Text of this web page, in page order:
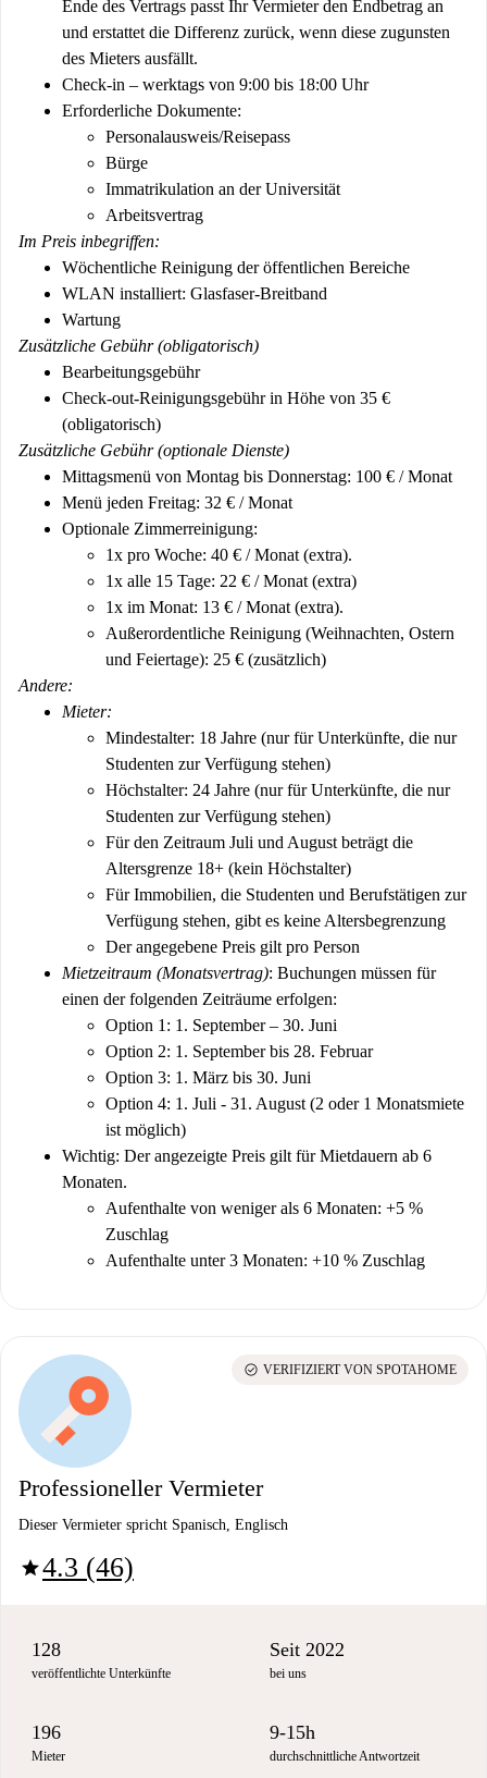
Ende des Vertrags passt Ihr Vermieter den Endbetrag an
und erstattet die Differenz zurück, wenn diese zugunsten
des Mieters ausfällt.
Check-in – werktags von 9:00 bis 18:00 Uhr
Erforderliche Dokumente:
Personalausweis/Reisepass
Bürge
Immatrikulation an der Universität
Arbeitsvertrag
Im Preis inbegriffen:
Wöchentliche Reinigung der öffentlichen Bereiche
WLAN installiert: Glasfaser-Breitband
Wartung
Zusätzliche Gebühr (obligatorisch)
Bearbeitungsgebühr
Check-out-Reinigungsgebühr in Höhe von 35 €
(obligatorisch)
Zusätzliche Gebühr (optionale Dienste)
Mittagsmenü von Montag bis Donnerstag: 100 € / Monat
Menü jeden Freitag: 32 € / Monat
Optionale Zimmerreinigung:
1x pro Woche: 40 € / Monat (extra).
1x alle 15 Tage: 22 € / Monat (extra)
1x im Monat: 13 € / Monat (extra).
Außerordentliche Reinigung (Weihnachten, Ostern
und Feiertage): 25 € (zusätzlich)
Andere:
Mieter:
Mindestalter: 18 Jahre (nur für Unterkünfte, die nur
Studenten zur Verfügung stehen)
Höchstalter: 24 Jahre (nur für Unterkünfte, die nur
Studenten zur Verfügung stehen)
Für den Zeitraum Juli und August beträgt die
Altersgrenze 18+ (kein Höchstalter)
Für Immobilien, die Studenten und Berufstätigen zur
Verfügung stehen, gibt es keine Altersbegrenzung
Der angegebene Preis gilt pro Person
Mietzeitraum (Monatsvertrag): Buchungen müssen für
einen der folgenden Zeiträume erfolgen:
Option 1: 1. September – 30. Juni
Option 2: 1. September bis 28. Februar
Option 3: 1. März bis 30. Juni
Option 4: 1. Juli - 31. August (2 oder 1 Monatsmiete
ist möglich)
Wichtig: Der angezeigte Preis gilt für Mietdauern ab 6
Monaten.
Aufenthalte von weniger als 6 Monaten: +5 %
Zuschlag
Aufenthalte unter 3 Monaten: +10 % Zuschlag
Professioneller Vermieter
Dieser Vermieter spricht Spanisch, Englisch
star4.3 (46)
check_circle VERIFIZIERT VON SPOTAHOME
128
veröffentlichte Unterkünfte
Seit 2022
bei uns
196
Mieter
9-15h
durchschnittliche Antwortzeit